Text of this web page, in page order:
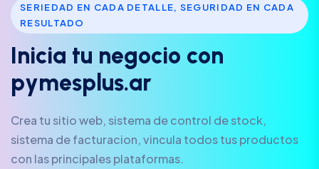
SERIEDAD EN CADA DETALLE, SEGURIDAD EN CADA
RESULTADO
Inicia tu negocio con
pymesp us.ar
Crea tu sitio web, sistema de control de stock,
sistema de facturacion, vincula todos tus productos
con las principales plataformas.